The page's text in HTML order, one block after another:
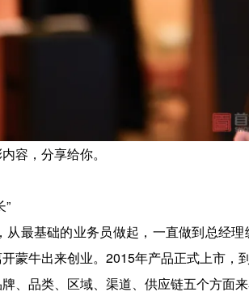
容，分享给你。
”
从最基础的业务员做起，一直做到总经
蒙牛出来创业。2015年产品正式上市，
、品类、区域、渠道、供应链五个方面来